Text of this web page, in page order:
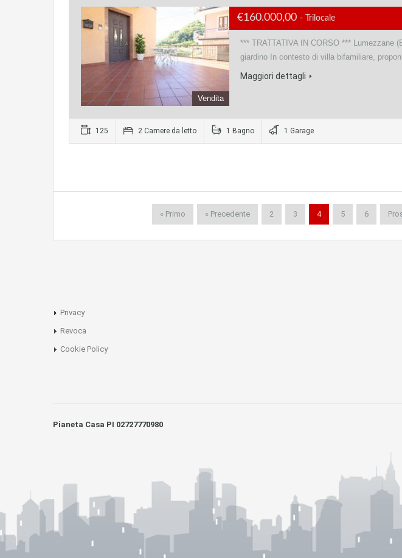
Vendita
€160.000,00 - Trilocale
*** TRATTATIVA IN CORSO *** Lumezzane
giardino In contesto di villa bifamiliare,
Maggiori dettagli
125 2 Camere da letto 1 Bagno 1 Garage
« Primo « Precedente 2 3 4 5 6
Privacy
Revoca
Cookie Policy
Pianeta Casa PI 02727770980